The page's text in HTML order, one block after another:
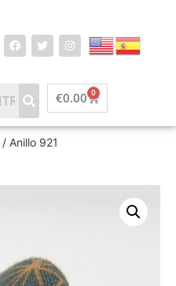
€0.00 0
/ Anillo 921